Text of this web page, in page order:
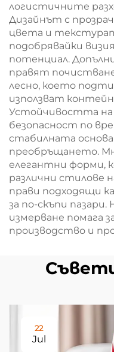
логистичните
Дизайнът с
цвета и
подобрявайки
потенциал.
правят
лесно, което
използват
Устойчивостта на
безопасност по
стабилната
преобръщането.
елегантни форми,
различни стилове
прави подходящи
за по-скъпи
измерване помага
производство и
22
Jul